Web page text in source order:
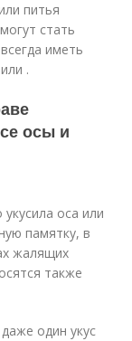
питья
стать
иметь
.
осы и
оса или
памятку, в
жалящих
также
один укус